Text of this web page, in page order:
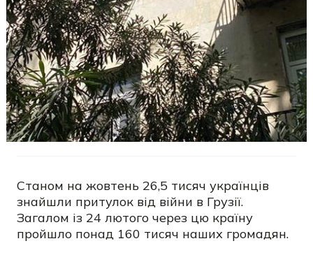
Станом на жовтень 26,5 тисяч українців
знайшли притулок від війни в Грузії.
Загалом із 24 лютого через цю країну
пройшло понад 160 тисяч наших громадян.